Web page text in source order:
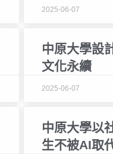
2025-06-07
中原大學設
文化永續
2025-06-07
中原大學以
生不被AI取